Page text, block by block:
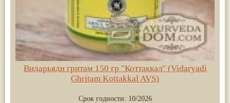
Видарьяди гритам 150 гр "Коттаккал" (Vidaryadi
Ghritam Kottakkal AVS)
Срок годности: 10/2026